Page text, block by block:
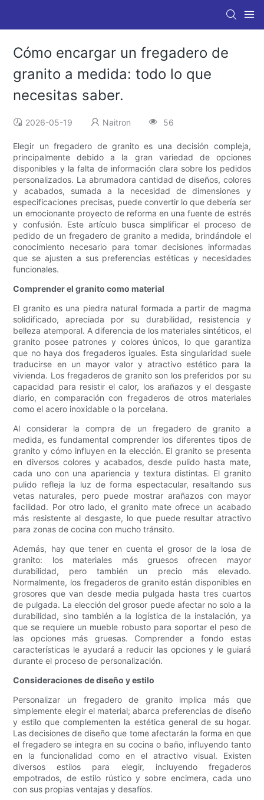
Cómo encargar un fregadero de
granito a medida: todo lo que
necesitas saber.
2026-05-19 Naitron 56
Elegir un fregadero de granito es una decisión compleja,
principalmente debido a la gran variedad de opciones
disponibles y la falta de información clara sobre los pedidos
personalizados. La abrumadora cantidad de diseños, colores
y acabados, sumada a la necesidad de dimensiones y
especificaciones precisas, puede convertir lo que debería ser
un emocionante proyecto de reforma en una fuente de estrés
y confusión. Este artículo busca simplificar el proceso de
pedido de un fregadero de granito a medida, brindándole el
conocimiento necesario para tomar decisiones informadas
que se ajusten a sus preferencias estéticas y necesidades
funcionales.
Comprender el granito como material
El granito es una piedra natural formada a partir de magma
solidificado, apreciada por su durabilidad, resistencia y
belleza atemporal. A diferencia de los materiales sintéticos, el
granito posee patrones y colores únicos, lo que garantiza
que no haya dos fregaderos iguales. Esta singularidad suele
traducirse en un mayor valor y atractivo estético para la
vivienda. Los fregaderos de granito son los preferidos por su
capacidad para resistir el calor, los arañazos y el desgaste
diario, en comparación con fregaderos de otros materiales
como el acero inoxidable o la porcelana.
Al considerar la compra de un fregadero de granito a
medida, es fundamental comprender los diferentes tipos de
granito y cómo influyen en la elección. El granito se presenta
en diversos colores y acabados, desde pulido hasta mate,
cada uno con una apariencia y textura distintas. El granito
pulido refleja la luz de forma espectacular, resaltando sus
vetas naturales, pero puede mostrar arañazos con mayor
facilidad. Por otro lado, el granito mate ofrece un acabado
más resistente al desgaste, lo que puede resultar atractivo
para zonas de cocina con mucho tránsito.
Además, hay que tener en cuenta el grosor de la losa de
granito: los materiales más gruesos ofrecen mayor
durabilidad, pero también un precio más elevado.
Normalmente, los fregaderos de granito están disponibles en
grosores que van desde media pulgada hasta tres cuartos
de pulgada. La elección del grosor puede afectar no solo a la
durabilidad, sino también a la logística de la instalación, ya
que se requiere un mueble robusto para soportar el peso de
las opciones más gruesas. Comprender a fondo estas
características le ayudará a reducir las opciones y le guiará
durante el proceso de personalización.
Consideraciones de diseño y estilo
Personalizar un fregadero de granito implica más que
simplemente elegir el material; abarca preferencias de diseño
y estilo que complementen la estética general de su hogar.
Las decisiones de diseño que tome afectarán la forma en que
el fregadero se integra en su cocina o baño, influyendo tanto
en la funcionalidad como en el atractivo visual. Existen
diversos estilos para elegir, incluyendo fregaderos
empotrados, de estilo rústico y sobre encimera, cada uno
con sus propias ventajas y desafíos.